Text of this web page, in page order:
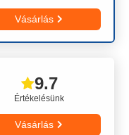
Vásárlás
Értékelésünk
9.7
Vásárlás